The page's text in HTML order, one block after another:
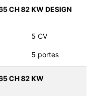
CH 82 KW DESIGN
5 CV
5 portes
CH 82 KW